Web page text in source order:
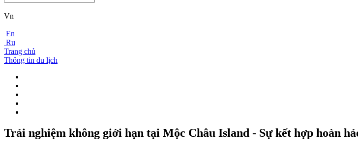
Vn
En
Ru
Trang chủ
Thông tin du lịch
Trải nghiệm không giới hạn tại Mộc Châu Island - Sự kết hợp hoàn